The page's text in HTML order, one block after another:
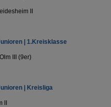
II
| 1.Kreisklasse
III (9er)
| Kreisliga
II